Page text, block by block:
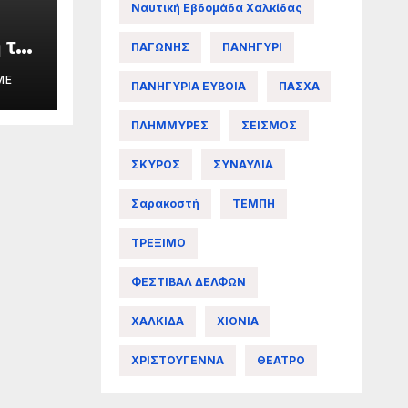
Ναυτική Εβδομάδα Χαλκίδας
ΠΑΓΩΝΗΣ ΠΑΝΗΓΥΡΙ
ΠΑΝΗΓΥΡΙΑ ΕΥΒΟΙΑ ΠΑΣΧΑ
ΠΛΗΜΜΥΡΕΣ ΣΕΙΣΜΟΣ
ΣΚΥΡΟΣ ΣΥΝΑΥΛΙΑ
Σαρακοστή ΤΕΜΠΗ
ΤΡΕΞΙΜΟ
ΦΕΣΤΙΒΑΛ ΔΕΛΦΩΝ
ΧΑΛΚΙΔΑ ΧΙΟΝΙΑ
ΧΡΙΣΤΟΥΓΕΝΝΑ ΘΕΑΤΡΟ